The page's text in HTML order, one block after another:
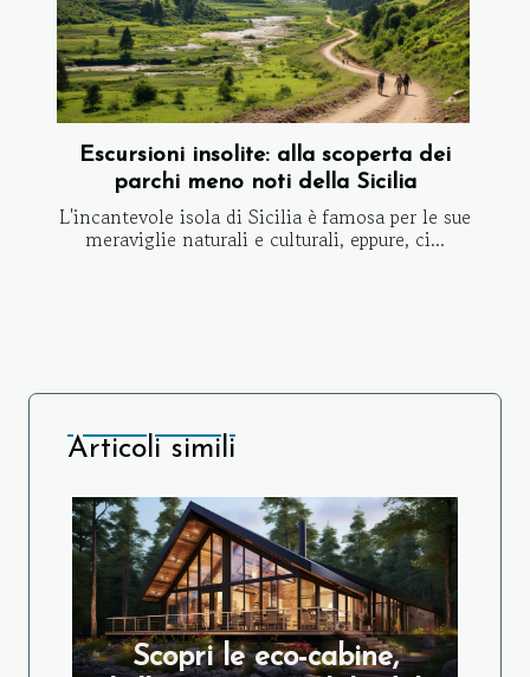
Escursioni insolite: alla scoperta dei
parchi meno noti della Sicilia
L'incantevole isola di Sicilia è famosa per le sue
meraviglie naturali e culturali, eppure, ci...
Articoli simili
Scopri le eco-cabine,